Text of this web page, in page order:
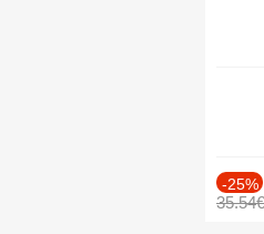
-25%
35.54€